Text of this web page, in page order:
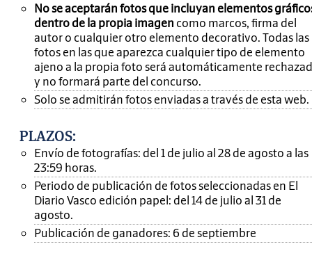
No se aceptarán fotos que incluyan elementos
dentro de la propia imagen como marcos, firma del
autor o cualquier otro elemento decorativo. Todas las
fotos en las que aparezca cualquier tipo de elemento
ajeno a la propia foto será automáticamente
y no formará parte del concurso.
Solo se admitirán fotos enviadas a través de esta web.
PLAZOS:
Envío de fotografías: del 1 de julio al 28 de agosto a las
23:59 horas.
Periodo de publicación de fotos seleccionadas en El
Diario Vasco edición papel: del 14 de julio al 31 de
agosto.
Publicación de ganadores: 6 de septiembre